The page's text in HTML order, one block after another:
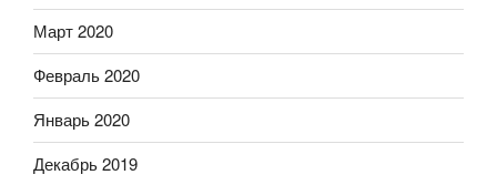
Март 2020
Февраль 2020
Январь 2020
Декабрь 2019